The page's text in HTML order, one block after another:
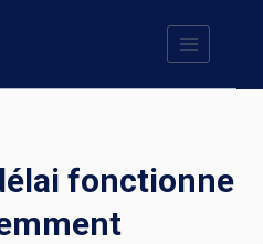
fonctionne